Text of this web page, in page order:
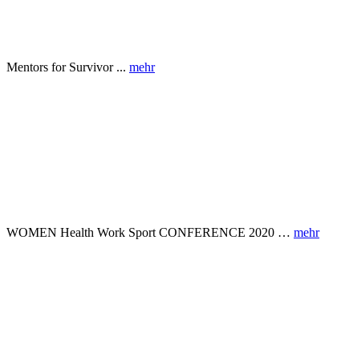
Mentors for Survivor ... mehr
WOMEN Health Work Sport CONFERENCE 2020 … mehr